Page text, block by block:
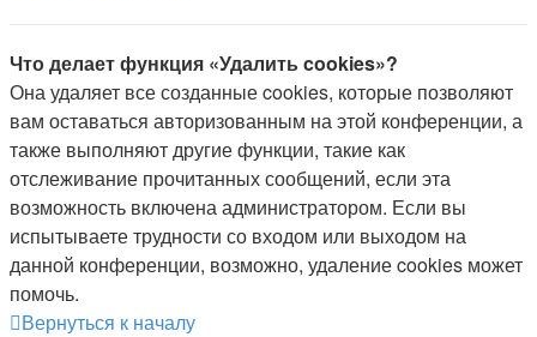
Что делает функция «Удалить cookies»?
Она удаляет все созданные cookies, которые позволяют
вам оставаться авторизованным на этой конференции, а
также выполняют другие функции, такие как
отслеживание прочитанных сообщений, если эта
возможность включена администратором. Если вы
испытываете трудности со входом или выходом на
данной конференции, возможно, удаление cookies может
помочь.
Вернуться к началу